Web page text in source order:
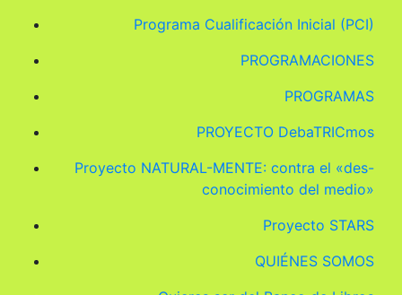
Programa Cualificación Inicial (PCI)
PROGRAMACIONES
PROGRAMAS
PROYECTO DebaTRICmos
Proyecto NATURAL-MENTE: contra el «des-
conocimiento del medio»
Proyecto STARS
QUIÉNES SOMOS